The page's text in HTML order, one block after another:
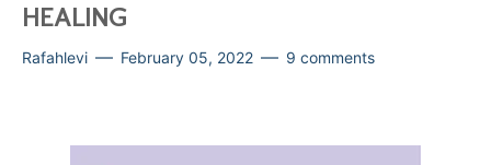
FINANCE
SUSTAINABLE
BEAUTY
HEALING
Rafahlevi February 05, 2022 9 comments